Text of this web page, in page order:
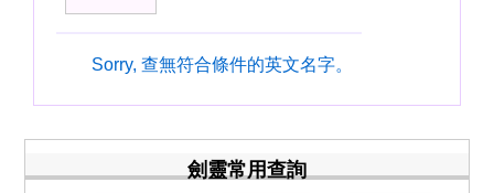
Sorry, 查無符合條件的英文名字。
劍靈常用查詢